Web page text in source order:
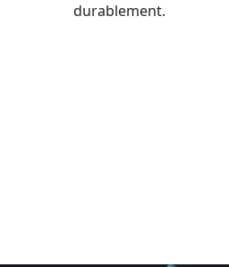
durablement.